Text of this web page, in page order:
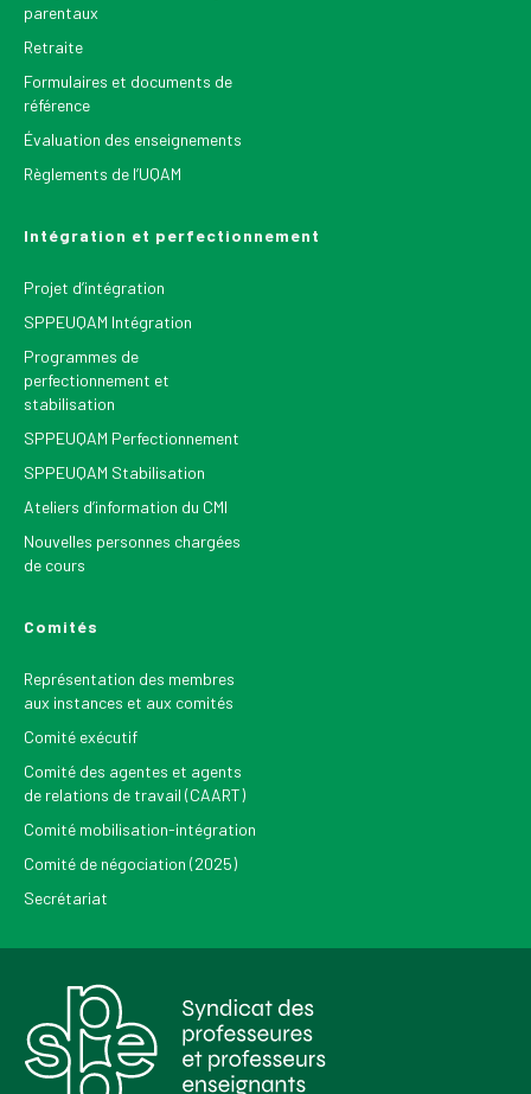
parentaux
Retraite
Formulaires et documents de
référence
Évaluation des enseignements
Règlements de l’UQAM
Intégration et perfectionnement
Projet d’intégration
SPPEUQAM Intégration
Programmes de
perfectionnement et
stabilisation
SPPEUQAM Perfectionnement
SPPEUQAM Stabilisation
Ateliers d’information du CMI
Nouvelles personnes chargées
de cours
Comités
Représentation des membres
aux instances et aux comités
Comité exécutif
Comité des agentes et agents
de relations de travail (CAART)
Comité mobilisation-intégration
Comité de négociation (2025)
Secrétariat